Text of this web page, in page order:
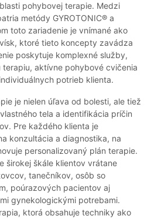
pohybovej terapie. Medzi
metódy GYROTONIC® a
toto zariadenie je vnímané ako
ktoré tieto koncepty zavádza
poskytuje komplexné služby,
terapiu, aktívne pohybové cvičenia
potrieb klienta.
je nielen úľava od bolesti, ale tiež
tela a identifikácia príčin
Pre každého klienta je
konzultácia a diagnostika, na
personalizovaný plán terapie.
širokej škále klientov vrátane
tanečníkov, osôb so
poúrazových pacientov aj
gynekologickými potrebami.
ktorá obsahuje techniky ako